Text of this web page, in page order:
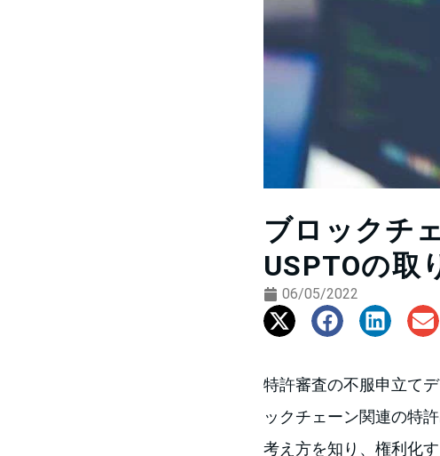
ブロックチ
USPTOの取
06/05/2022
特許審査の不服申立て
ックチェーン関連の特
考え方を知り、権利化